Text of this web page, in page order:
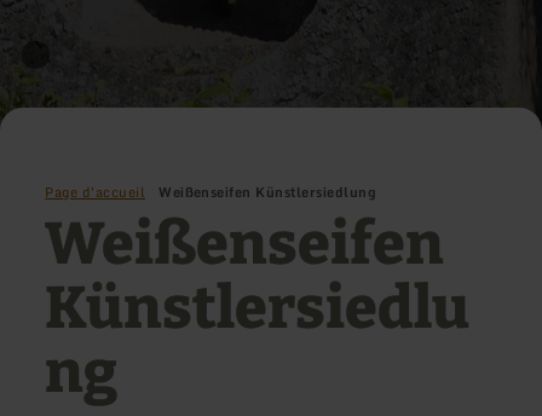
Page d'accueil Weißenseifen Künstlersiedlung
Weißenseifen
Künstlersiedlu
ng